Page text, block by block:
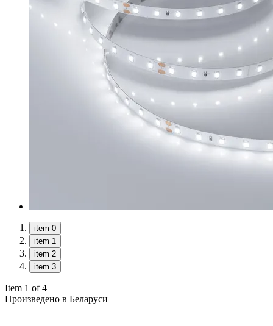
item 0
item 1
item 2
item 3
Item 1 of 4
Произведено в Беларуси